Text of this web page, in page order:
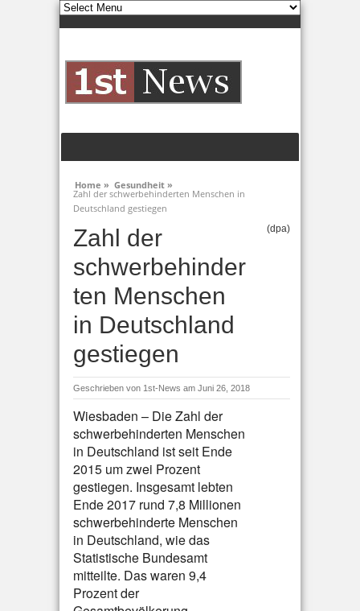
Home » Gesundheit »
Zahl der schwerbehinderten Menschen in
Deutschland gestiegen
Zahl der
schwerbehinder
ten Menschen
in Deutschland
gestiegen
(dpa)
Geschrieben von 1st-News am Juni 26, 2018
Wiesbaden – Die Zahl der
schwerbehinderten Menschen
in Deutschland ist seit Ende
2015 um zwei Prozent
gestiegen. Insgesamt lebten
Ende 2017 rund 7,8 Millionen
schwerbehinderte Menschen
in Deutschland, wie das
Statistische Bundesamt
mitteilte. Das waren 9,4
Prozent der